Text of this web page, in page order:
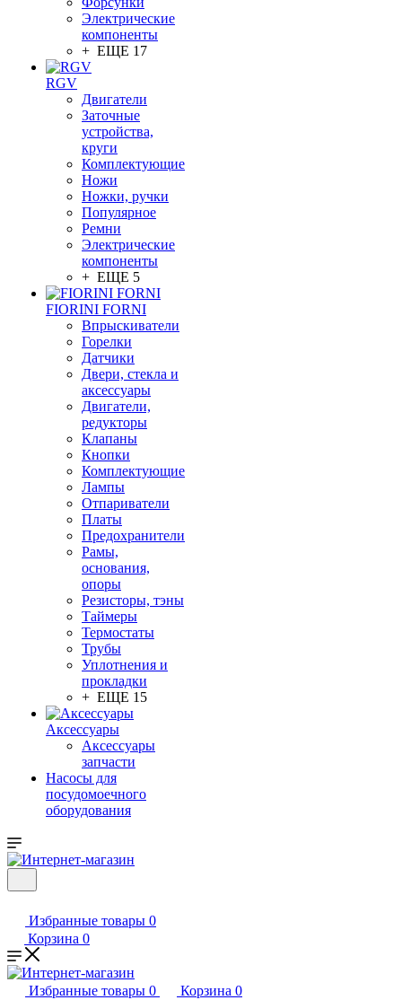
Электрические
компоненты
+ ЕЩЕ 17
RGV
Двигатели
Заточные
устройства,
круги
Комплектующие
Ножи
Ножки, ручки
Популярное
Ремни
Электрические
компоненты
+ ЕЩЕ 5
FIORINI FORNI
Впрыскиватели
Горелки
Датчики
Двери, стекла и
аксессуары
Двигатели,
редукторы
Клапаны
Кнопки
Комплектующие
Лампы
Отпариватели
Платы
Предохранители
Рамы,
основания,
опоры
Резисторы, тэны
Таймеры
Термостаты
Трубы
Уплотнения и
прокладки
+ ЕЩЕ 15
Аксессуары
Аксессуары
запчасти
Насосы для
посудомоечного
оборудования
Избранные товары 0
Корзина 0
Избранные товары 0 Корзина 0